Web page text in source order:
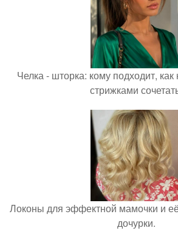
Челка - шторка: кому подходит, как
стрижками
Локоны для эффектной мамочки и
дочурки.